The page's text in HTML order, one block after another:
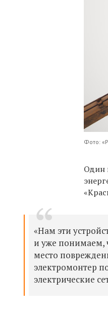
Фото:
Один
«Нам эти
и уже понимаем,
место
электромонтер
электрические